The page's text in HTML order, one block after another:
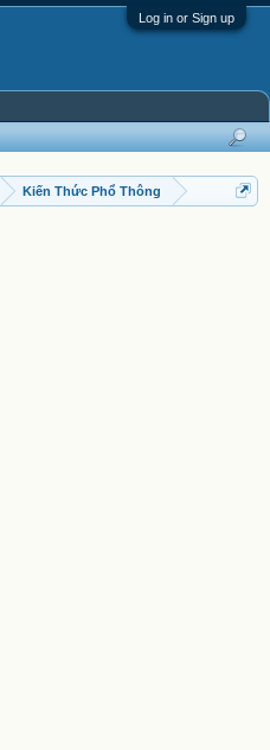
Log in or Sign up
Kiến Thức Phổ Thông